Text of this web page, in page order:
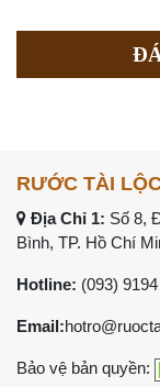
RƯỚC TÀI
Địa Chỉ 1: Số 8,
Bình, TP. Hồ Chí
Hotline: (093)
Email:
Bảo vệ bản quyền: